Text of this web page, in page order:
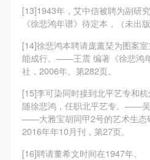
[13]1943年，艾中信被聘为副
《徐悲鸿年谱》待定本，（未出
[14]徐悲鸿本聘请庞薰琹为图案
能成行。——王震 编著《徐悲鸿
社，2006年。第282页。
[15]李可染同时接到北平艺专和
随徐悲鸿，任职北平艺专。——
——大雅宝胡同甲2号的艺术生态
2016年年10月刊，第27页。
[16]聘请董希文时间在1947年。